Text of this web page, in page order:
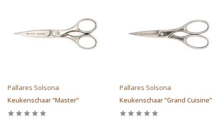
Pallares Solsona
Keukenschaar “Master”
Pallares Solsona
Keukenschaar “Grand Cuisine”